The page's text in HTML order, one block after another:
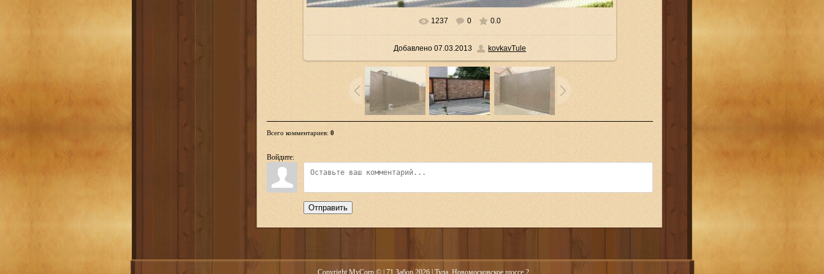
В реальном размере 597x448
1237 0 0.0
Добавлено 07.03.2013 kovkavTule
Всего комментариев: 0
Войдите:
Отправить
Copyright MyCorp © | 71 Забор 2026 | Тула, Новомосковское шоссе 2